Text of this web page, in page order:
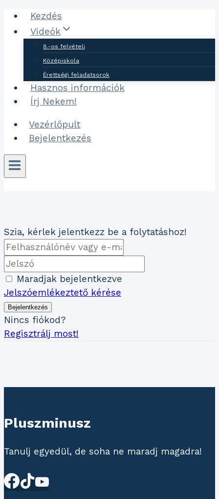
Ugrás
tartalomhoz
Kezdés
Videók
8.-os felvételi
Középiskola
Érettségi feladatsorok
Hasznos információk
Írj Nekem!
Vezérlőpult
Bejelentkezés
Szia, kérlek jelentkezz be a folytatáshoz!
Maradjak bejelentkezve
Jelszóemlékeztető kérése
Bejelentkezés
Nincs fiókod?
Regisztrálj most!
Pluszminusz
Tanulj egyedül, de soha ne maradj magadra!